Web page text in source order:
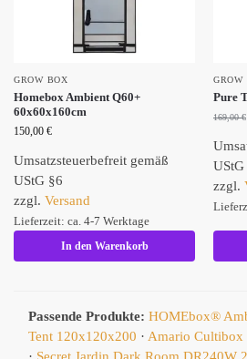
GROW BOX
Homebox Ambient Q60+
60x60x160cm
150,00 €
Umsatzsteuerbefreit gemäß
UStG §6
zzgl. Versand
Lieferzeit: ca. 4-7 Werktage
In den Warenkorb
GROW
Pure
169,00€
UStG
zzgl.
Passende Produkte: HOMEbox®
Tent 120x120x200 · Amario Cultibox